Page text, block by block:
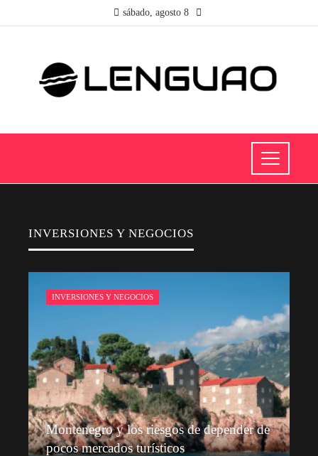
sábado, agosto 8
INVERSIONES Y NEGOCIOS
INVERSIONES Y NEGOCIOS
Montenegro y los riesgos de depender de
pocos mercados turísticos